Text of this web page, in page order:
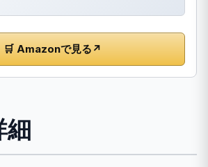
🛒 Amazonで見る ↗
細